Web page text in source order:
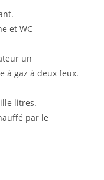
et WC
un
à gaz à deux feux.
litres.
par le